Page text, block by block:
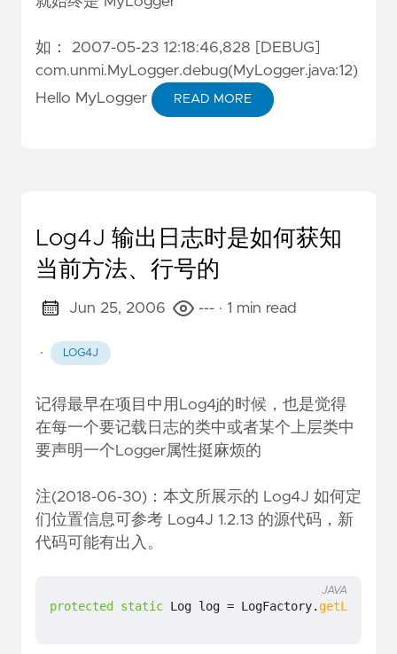
如： 2007-05-23 12:18:46,828 [DEBUG]
com.unmi.MyLogger.debug(MyLogger.java:12)
Hello MyLogger
READ MORE
Log4J 输出日志时是如何获知
当前方法、行号的
Jun 25, 2006 --- · 1 min read
· LOG4J
记得最早在项目中用Log4j的时候，也是觉得
在每一个要记载日志的类中或者某个上层类中
要声明一个Logger属性挺麻烦的
注(2018-06-30)：本文所展示的 Log4J 如何定
们位置信息可参考 Log4J 1.2.13 的源代码，新
代码可能有出入。
protected static Log log = LogFactory.getLog
JAVA